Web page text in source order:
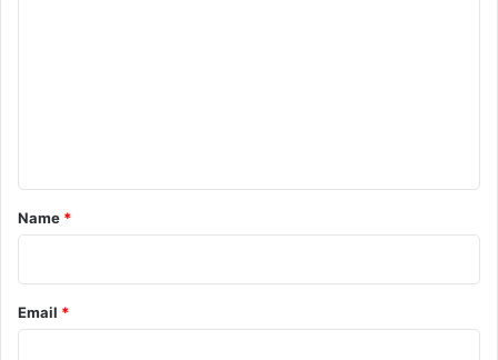
*
Name *
Email *